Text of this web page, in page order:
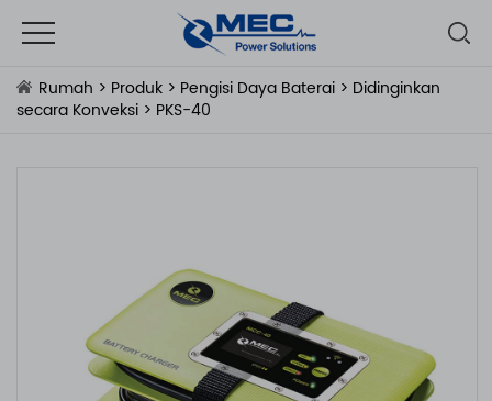
Rumah > Produk > Pengisi Daya Baterai > Didinginkan
secara Konveksi > PKS-40